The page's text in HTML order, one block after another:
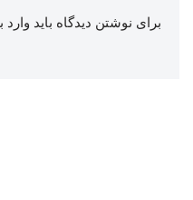
برای نوشتن دیدگاه باید وارد